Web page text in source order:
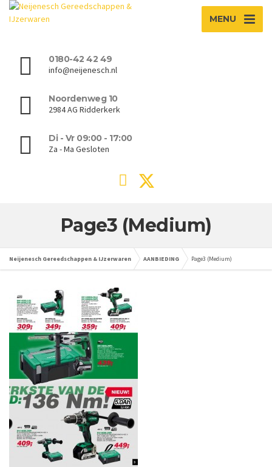
MENU
0180-42 42 49
info@neijenesch.nl
Noordenweg 10
2984 AG Ridderkerk
Di - Vr 09:00 - 17:00
Za - Ma Gesloten
Page3 (Medium)
Neijenesch Gereedschappen & IJzerwaren AANBIEDING Page3 (Medium)